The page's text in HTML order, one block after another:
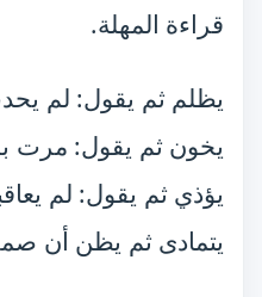
قراءة المهلة.
يظلم ثم يقول: لم
يخون ثم يقول: مرت
يؤذي ثم يقول: لم
يتمادى ثم يظن أن